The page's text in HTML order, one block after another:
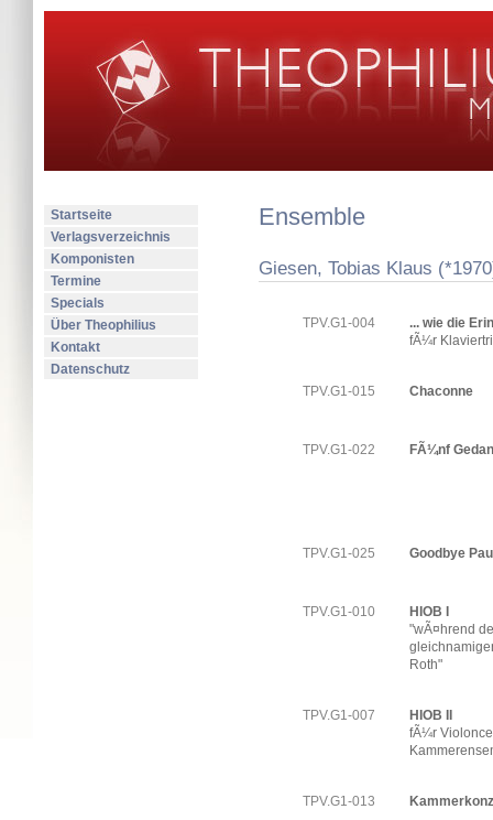
Startseite
Verlagsverzeichnis
Komponisten
Termine
Specials
Über Theophilius
Kontakt
Datenschutz
Ensemble
Giesen, Tobias Klaus
TPV.G1-004
... wie die
fÃ¼r
TPV.G1-015 Chaconne
TPV.G1-022 FÃ¼nf
TPV.G1-025 Goodbye
TPV.G1-010
HIOB I
"wÃ¤hrend
Roth"
TPV.G1-007
HIOB II
fÃ¼r
TPV.G1-013